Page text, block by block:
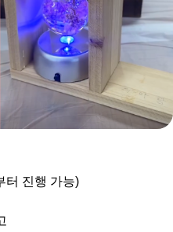
터 진행 가능)